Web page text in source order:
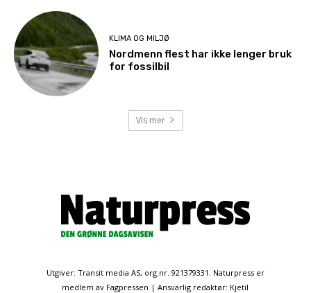
KLIMA OG MILJØ
Nordmenn flest har ikke lenger bruk
for fossilbil
Vis mer
Utgiver: Transit media AS, org.nr. 921379331. Naturpress er
medlem av Fagpressen | Ansvarlig redaktør: Kjetil